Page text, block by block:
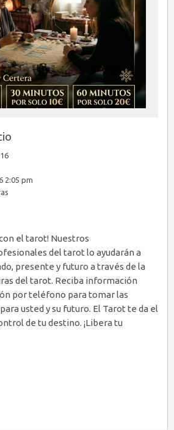
2:05 pm
el tarot! Nuestros
del tarot lo ayudarán a
presente y futuro a través de la
del tarot. Reciba información
por teléfono para tomar las
usted y su futuro. El Tarot te da el
de tu destino. ¡Libera tu